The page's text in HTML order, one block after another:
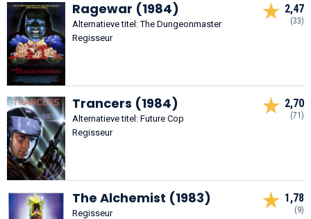
Ragewar (1984)
Alternatieve titel: The Dungeonmaster
Regisseur
2,47
(33)
Trancers (1984)
Alternatieve titel: Future Cop
Regisseur
2,70
(71)
The Alchemist (1983)
Regisseur
1,78
(9)